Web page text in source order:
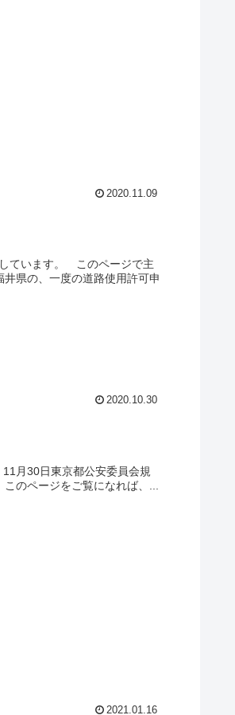
2020.11.09
ています。 このページで主
県の、一度の道路使用許可申
2020.10.30
月30日東京都公安委員会規
のページをご覧になれば、...
2021.01.16